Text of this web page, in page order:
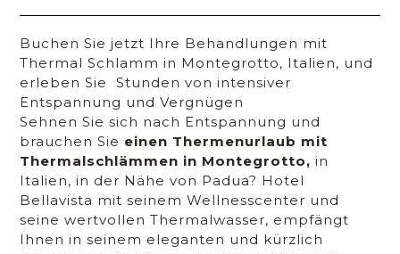
Buchen Sie jetzt Ihre Behandlungen mit
Thermal Schlamm in Montegrotto, Italien, und
erleben Sie Stunden von intensiver
Entspannung und Vergnügen
Sehnen Sie sich nach Entspannung und
brauchen Sie einen Thermenurlaub mit
Thermalschlämmen in Montegrotto, in
Italien, in der Nähe von Padua? Hotel
Bellavista mit seinem Wellnesscenter und
seine wertvollen Thermalwasser, empfängt
Ihnen in seinem eleganten und kürzlich